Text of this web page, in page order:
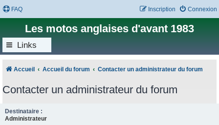
FAQ Connexion
Inscription
Les motos anglaises d'avant 1983
Links
Accueil Accueil du forum Contacter un administrateur du forum
Contacter un administrateur du forum
Destinataire :
Administrateur